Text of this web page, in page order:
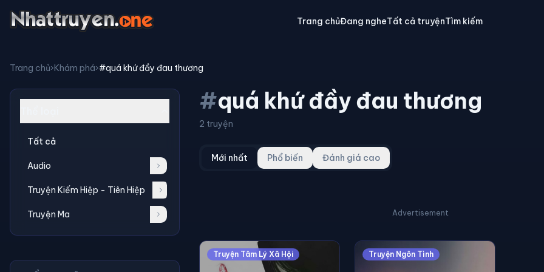
Trang chủĐang ngheTất cả truyệnTìm kiếm
Trang chủ›Khám phá›#quá khứ đầy đau thương
Tất cả
Audio
Truyện Kiếm Hiệp - Tiên Hiệp
Truyện Ma
#quá khứ đầy đau thương
2 truyện
Mới nhất Phổ biến Đánh giá cao
Advertisement
Truyện Tâm Lý Xã Hội Truyện Ngôn Tình